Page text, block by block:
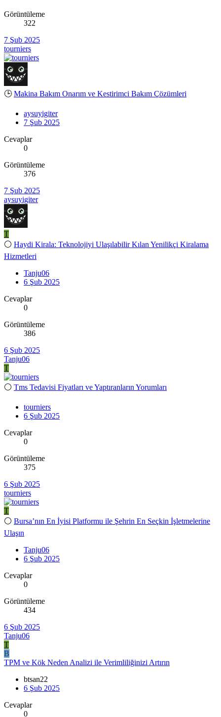
Görüntüleme
322
7 Şub 2025
tourniers
🕒 Makina Bakım Onarım ve Kestirimci Bakım Çözümleri
aysuyigiter
7 Şub 2025
Cevaplar
0
Görüntüleme
376
7 Şub 2025
aysuyigiter
T
⚪ Haydi Kirala: Teknolojiyi Ulaşılabilir Kılan Yenilikçi Kiralama
Hizmetleri
Tanju06
6 Şub 2025
Cevaplar
0
Görüntüleme
386
6 Şub 2025
Tanju06
T
⚪ Tms Tedavisi Fiyatları ve Yaptıranların Yorumları
tourniers
6 Şub 2025
Cevaplar
0
Görüntüleme
375
6 Şub 2025
tourniers
T
⚪ Bursa’nın En İyisi Platformu ile Şehrin En Seçkin İşletmelerine
Ulaşın
Tanju06
6 Şub 2025
Cevaplar
0
Görüntüleme
434
6 Şub 2025
Tanju06
T
B
TPM ve Kök Neden Analizi ile Verimliliğinizi Artırın
btsan22
6 Şub 2025
Cevaplar
0